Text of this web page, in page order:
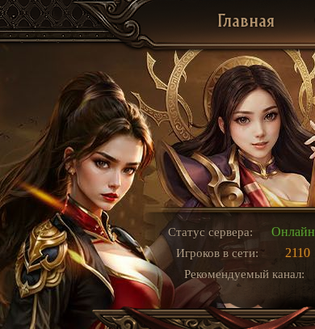
Главная
Статус сервера: Онлайн
Игроков в сети: 2110
Рекомендуемый канал: